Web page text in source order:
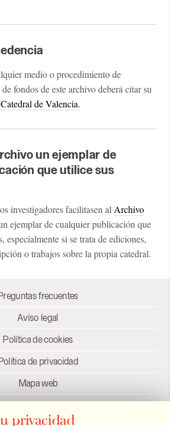
medio o procedimiento de
fondos de este archivo deberá citar su
de Valencia.
un ejemplar de
que utilice sus
investigadores facilitasen al Archivo
ejemplar de cualquier publicación que
especialmente si se trata de ediciones,
o trabajos sobre la propia catedral.
frecuentes
Aviso legal
Política de cookies
Política de privacidad
Mapa web
privacidad